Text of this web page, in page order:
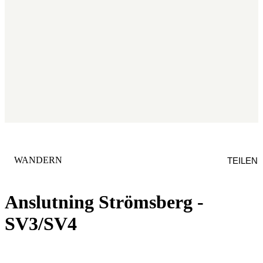
Anslutning Strömsberg -
SV3/SV4
KATEGORIE
WANDERN TEILEN